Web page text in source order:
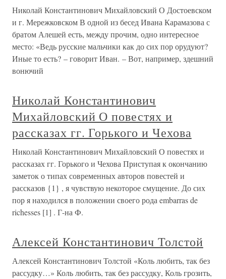
Николай Константинович Михайловский О Достоевском
и г. Мережковском В одной из бесед Ивана Карамазова с
братом Алешей есть, между прочим, одно интересное
место: «Ведь русские мальчики как до сих пор орудуют?
Иные то есть? – говорит Иван. – Вот, например, здешний
вонючий
Николай Константинович
Михайловский О повестях и
рассказах гг. Горького и Чехова
Николай Константинович Михайловский О повестях и
рассказах гг. Горького и Чехова Приступая к окончанию
заметок о типах современных авторов повестей и
рассказов {1} , я чувствую некоторое смущение. До сих
пор я находился в положении своего рода embarras de
richesses [1] . Г-на Ф.
Алексей Константинович Толстой
Алексей Константинович Толстой «Коль любить, так без
рассудку…» Коль любить, так без рассудку, Коль грозить,